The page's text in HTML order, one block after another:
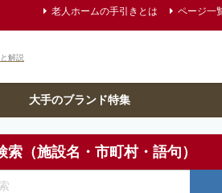
老人ホームの手引きとは ページ一
大手のブランド特集
索（施設名・市町村・語句）